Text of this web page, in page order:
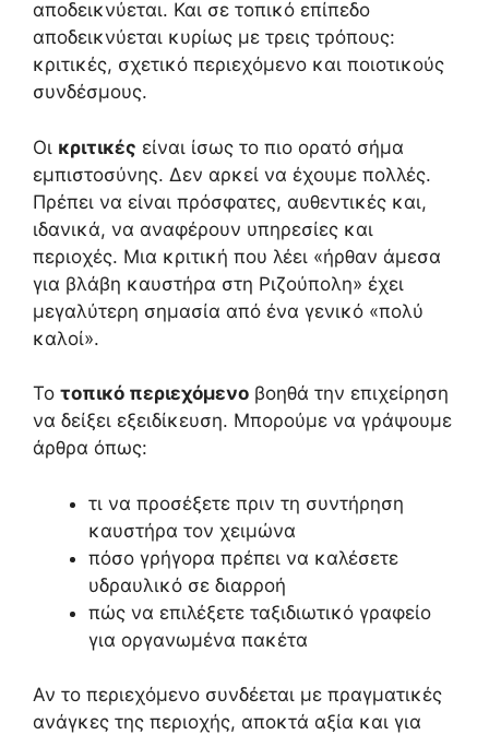
αποδεικνύεται. Και σε τοπικό επίπεδο
αποδεικνύεται κυρίως με τρεις τρόπους:
κριτικές, σχετικό περιεχόμενο και ποιοτικούς
συνδέσμους.
Οι κριτικές είναι ίσως το πιο ορατό σήμα
εμπιστοσύνης. Δεν αρκεί να έχουμε πολλές.
Πρέπει να είναι πρόσφατες, αυθεντικές και,
ιδανικά, να αναφέρουν υπηρεσίες και
περιοχές. Μια κριτική που λέει «ήρθαν άμεσα
για βλάβη καυστήρα στη Ριζούπολη» έχει
μεγαλύτερη σημασία από ένα γενικό «πολύ
καλοί».
Το τοπικό περιεχόμενο βοηθά την επιχείρηση
να δείξει εξειδίκευση. Μπορούμε να γράψουμε
άρθρα όπως:
τι να προσέξετε πριν τη συντήρηση
καυστήρα τον χειμώνα
πόσο γρήγορα πρέπει να καλέσετε
υδραυλικό σε διαρροή
πώς να επιλέξετε ταξιδιωτικό γραφείο
για οργανωμένα πακέτα
Αν το περιεχόμενο συνδέεται με πραγματικές
ανάγκες της περιοχής, αποκτά αξία και για